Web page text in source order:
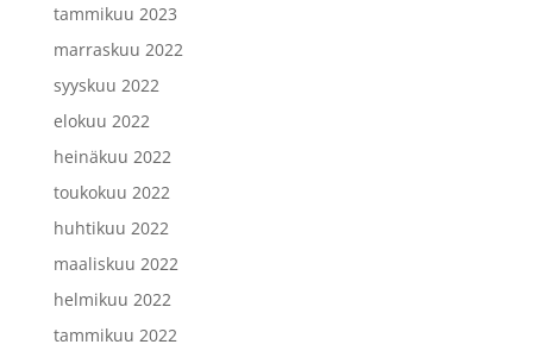
tammikuu 2023
marraskuu 2022
syyskuu 2022
elokuu 2022
heinäkuu 2022
toukokuu 2022
huhtikuu 2022
maaliskuu 2022
helmikuu 2022
tammikuu 2022